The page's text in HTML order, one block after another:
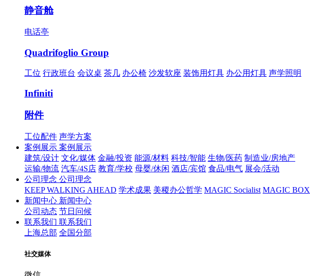
静音舱
电话亭
Quadrifoglio Group
工位 行政班台 会议桌 茶几 办公椅 沙发软座 装饰用灯具 办公用灯具 声学照明
Infiniti
附件
工位配件 声学方案
案例展示 案例展示
建筑/设计 文化/媒体 金融/投资 能源/材料 科技/智能 生物/医药 制造业/房地产
运输/物流 汽车/4S店 教育/学校 母婴/休闲 酒店/宾馆 食品/电气 展会/活动
公司理念 公司理念
KEEP WALKING AHEAD 学术成果 美稷办公哲学 MAGIC Socialist MAGIC BOX
新闻中心 新闻中心
公司动态 节日问候
联系我们 联系我们
上海总部 全国分部
社交媒体